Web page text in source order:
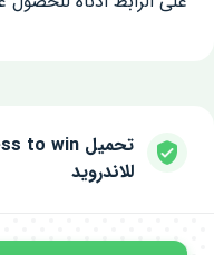
للاندرويد